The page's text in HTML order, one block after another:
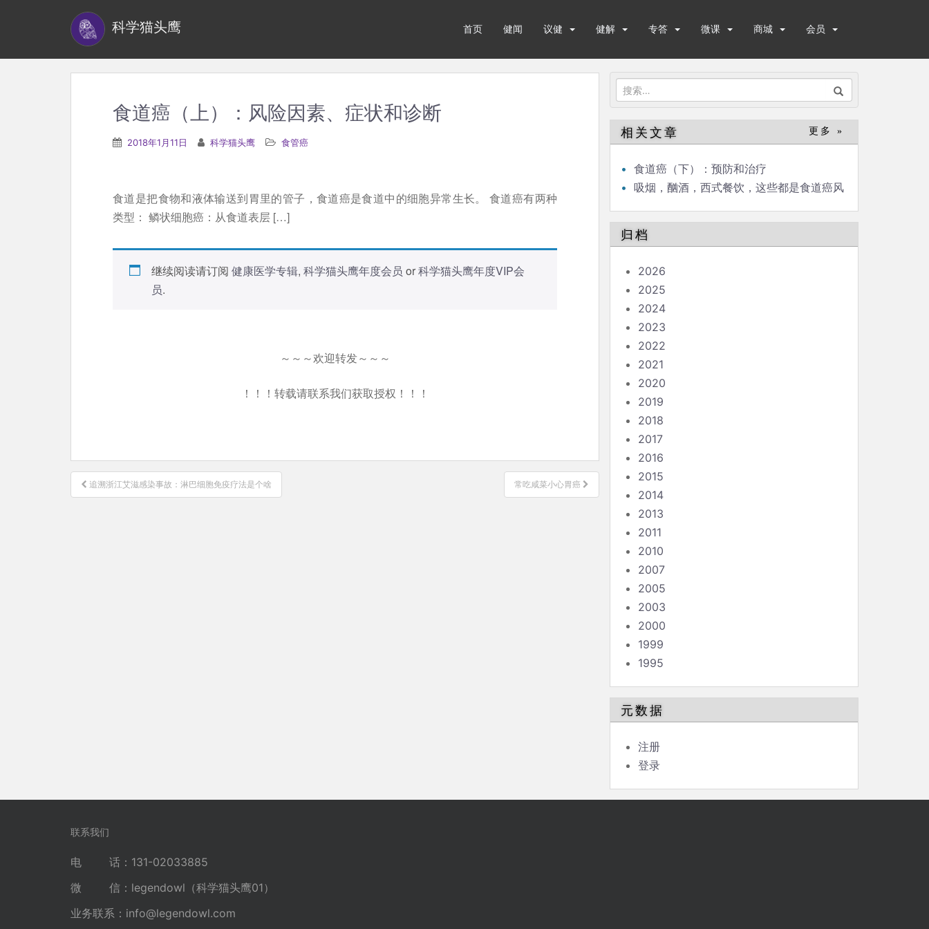
科学猫头鹰 首页 健闻 议健 健解 专答 微课 商城 会员
搜
索：
食道癌（上）：风险因素、症状和诊断
2018年1月11日 科学猫头鹰 食管癌
食道是把食物和液体输送到胃里的管子，食道癌是食道中的细胞异常生长。 食道癌有两种
类型： 鳞状细胞癌：从食道表层 […]
继续阅读请订阅 健康医学专辑, 科学猫头鹰年度会员 or科学猫头鹰年度VIP会
员.
～～～欢迎转发～～～
！！！转载请联系我们获取授权！！！
文
章
追溯浙江艾滋感染事故：淋巴细胞免疫疗法是个啥 常吃咸菜小心胃癌
相关文章 更多 »
食道癌（下）：预防和治疗
吸烟，酗酒，西式餐饮，这些都是食道癌风
归档
2026
2025
2024
2023
2022
2021
2020
2019
2018
2017
2016
2015
2014
2013
2011
2010
2007
2005
2003
2000
1999
1995
元数据
注册
登录
联系我们
电 话：131-02033885
微 信：legendowl（科学猫头鹰01）
业务联系： info@legendowl.com